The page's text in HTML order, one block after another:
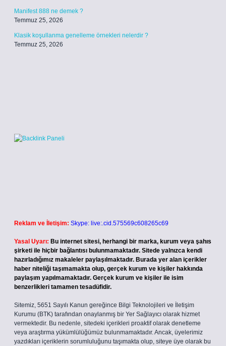
Manifest 888 ne demek ?
Temmuz 25, 2026
Klasik koşullanma genelleme örnekleri nelerdir ?
Temmuz 25, 2026
Reklam ve İletişim: Skype: live:.cid.575569c608265c69
Yasal Uyarı: Bu internet sitesi, herhangi bir marka, kurum veya şahıs
şirketi ile hiçbir bağlantısı bulunmamaktadır. Sitede yalnızca kendi
hazırladığımız makaleler paylaşılmaktadır. Burada yer alan içerikler
haber niteliği taşımamakta olup, gerçek kurum ve kişiler hakkında
paylaşım yapılmamaktadır. Gerçek kurum ve kişiler ile isim
benzerlikleri tamamen tesadüfidir.
Sitemiz, 5651 Sayılı Kanun gereğince Bilgi Teknolojileri ve İletişim
Kurumu (BTK) tarafından onaylanmış bir Yer Sağlayıcı olarak hizmet
vermektedir. Bu nedenle, sitedeki içerikleri proaktif olarak denetleme
veya araştırma yükümlülüğümüz bulunmamaktadır. Ancak, üyelerimiz
yazdıkları içeriklerin sorumluluğunu taşımakta olup, siteye üye olarak bu